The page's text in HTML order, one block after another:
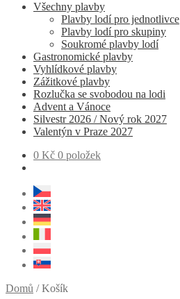
Všechny plavby
Plavby lodí pro jednotlivce
Plavby lodí pro skupiny
Soukromé plavby lodí
Gastronomické plavby
Vyhlídkové plavby
Zážitkové plavby
Rozlučka se svobodou na lodi
Advent a Vánoce
Silvestr 2026 / Nový rok 2027
Valentýn v Praze 2027
0 Kč 0 položek
Domů /Košík